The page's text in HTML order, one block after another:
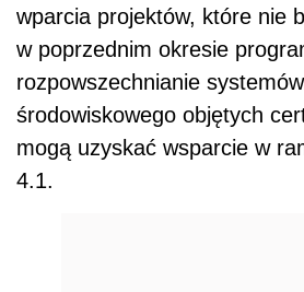
wparcia projektów, które nie
w poprzednim okresie
rozpowszechnianie
środowiskowego objętych
mogą uzyskać wsparcie w
4.1.